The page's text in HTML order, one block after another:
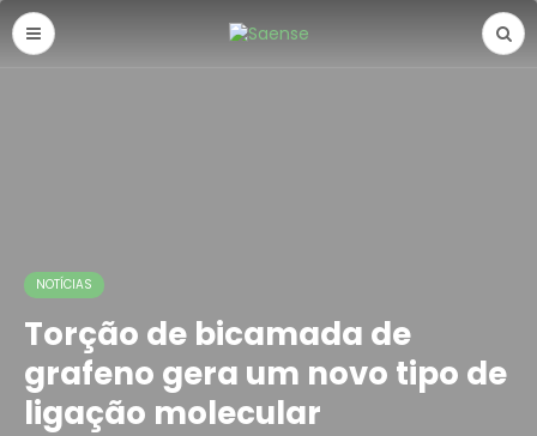
NOTÍCIAS
Torção de bicamada de
grafeno gera um novo tipo de
ligação molecular